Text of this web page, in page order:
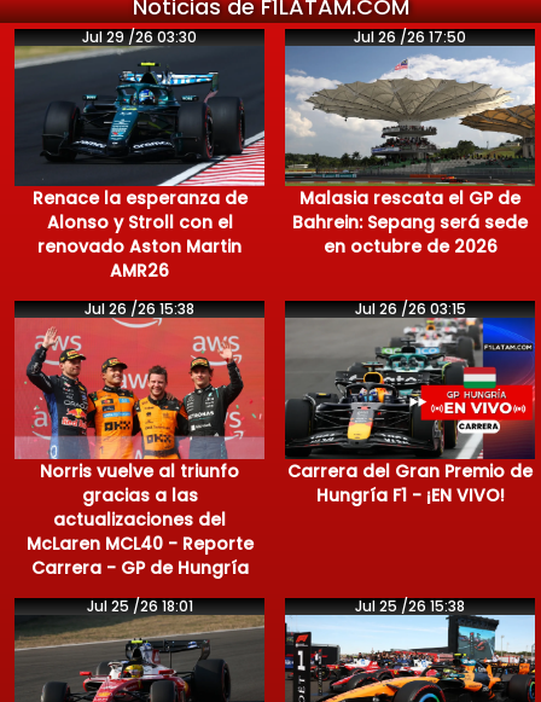
Noticias de F1LATAM.COM
Jul 29 /26 03:30
Renace la esperanza de
Alonso y Stroll con el
renovado Aston Martin
AMR26
Jul 26 /26 17:50
Malasia rescata el GP de
Bahrein: Sepang será sede
en octubre de 2026
Jul 26 /26 15:38
Norris vuelve al triunfo
gracias a las
actualizaciones del
McLaren MCL40 - Reporte
Carrera - GP de Hungría
Jul 26 /26 03:15
Carrera del Gran Premio de
Hungría F1 - ¡EN VIVO!
Jul 25 /26 18:01 Jul 25 /26 15:38